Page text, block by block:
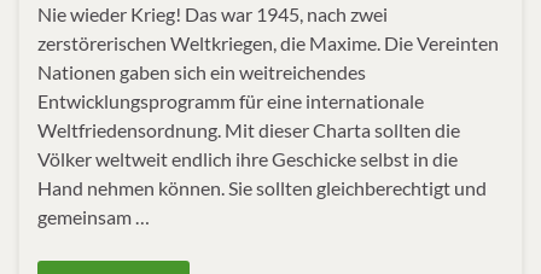
Nie wieder Krieg! Das war 1945, nach zwei
zerstörerischen Weltkriegen, die Maxime. Die Vereinten
Nationen gaben sich ein weitreichendes
Entwicklungsprogramm für eine internationale
Weltfriedensordnung. Mit dieser Charta sollten die
Völker weltweit endlich ihre Geschicke selbst in die
Hand nehmen können. Sie sollten gleichberechtigt und
gemeinsam …